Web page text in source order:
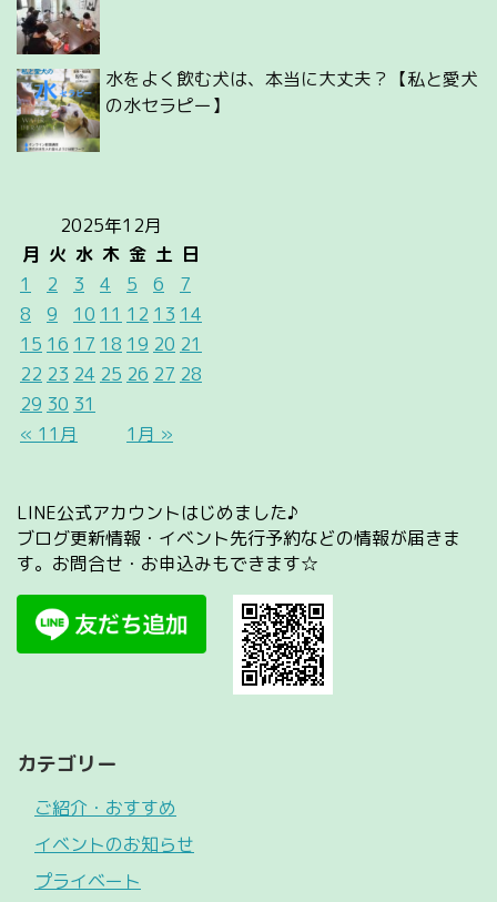
水をよく飲む犬は、本当に大丈夫？【私と愛犬
の水セラピー】
2025年12月
月 火 水 木 金 土 日
« 11月 1月 »
1 2 3 4 5 6
7
8
9 10 11 12 13 14
15 16 17 18 19 20 21
22 23 24 25 26 27 28
29 30 31
LINE公式アカウントはじめました♪
ブログ更新情報・イベント先行予約などの情報が届きま
す。お問合せ・お申込みもできます☆
カテゴリー
ご紹介・おすすめ
イベントのお知らせ
プライベート